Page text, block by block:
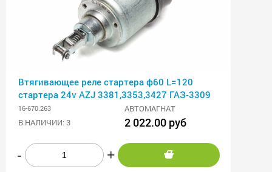
Втягивающее реле стартера ф60 L=120
стартера 24v AZJ 3381,3353,3427 ГАЗ-3309
16-670.263
АВТОМАГНАТ
В НАЛИЧИИ: 3
2 022.00 руб
- +